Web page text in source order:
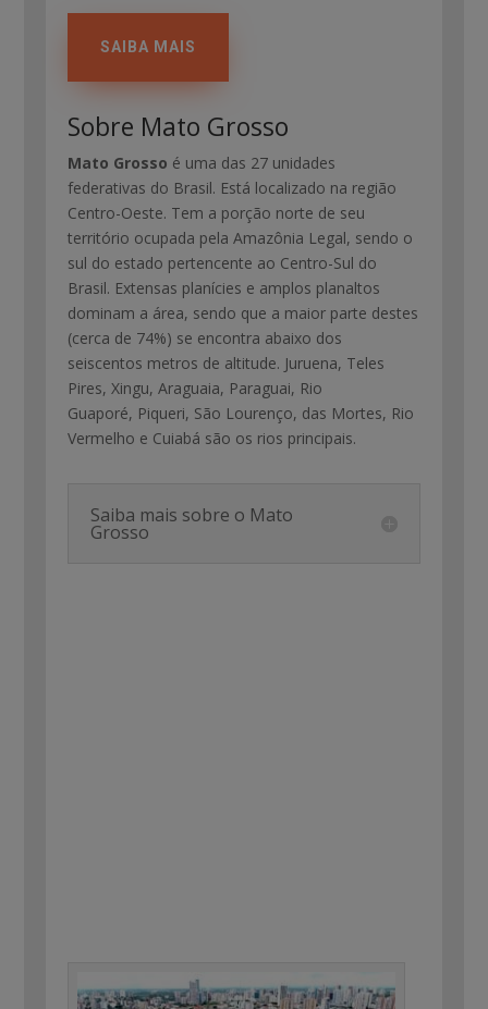
SAIBA MAIS
Sobre Mato Grosso
Mato Grosso é uma das 27 unidades
federativas do Brasil. Está localizado na região
Centro-Oeste. Tem a porção norte de seu
território ocupada pela Amazônia Legal, sendo o
sul do estado pertencente ao Centro-Sul do
Brasil. Extensas planícies e amplos planaltos
dominam a área, sendo que a maior parte destes
(cerca de 74%) se encontra abaixo dos
seiscentos metros de altitude. Juruena, Teles
Pires, Xingu, Araguaia, Paraguai, Rio
Guaporé, Piqueri, São Lourenço, das Mortes, Rio
Vermelho e Cuiabá são os rios principais.
Saiba mais sobre o Mato
Grosso